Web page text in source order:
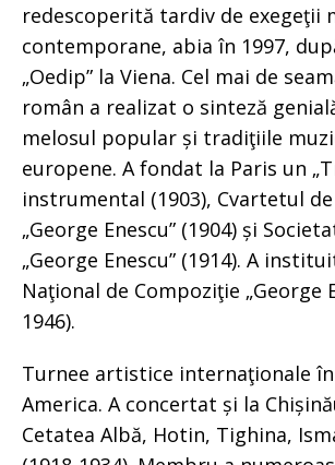
redescoperită tardiv de exegeţii
contemporane, abia în 1997,
„Oedip” la Viena. Cel mai de
român a realizat o sinteză
melosul popular și tradiţiile
europene. A fondat la Paris un
instrumental (1903), Cvartetul
„George Enescu” (1904) și
„George Enescu” (1914). A
Naţional de Compoziţie „George
1946).
Turnee artistice internaţionale
America. A concertat și la
Cetatea Albă, Hotin, Tighina,